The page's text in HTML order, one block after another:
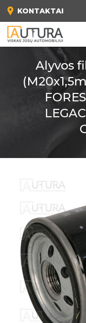
KONTAKTAI
Alyvos